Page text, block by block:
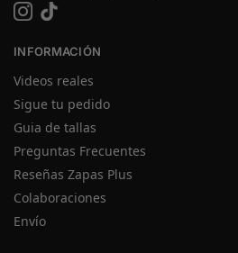
INFORMACIÓN
Videos reales
Sigue tu pedido
Guia de tallas
Preguntas Frecuentes
Reseñas Zapas Plus
Colaboraciones
Envío